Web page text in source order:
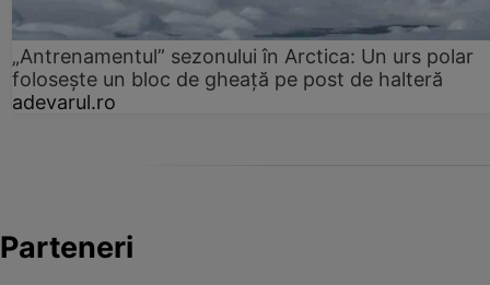
„Antrenamentul” sezonului în Arctica: Un urs polar
folosește un bloc de gheață pe post de halteră
adevarul.ro
Parteneri